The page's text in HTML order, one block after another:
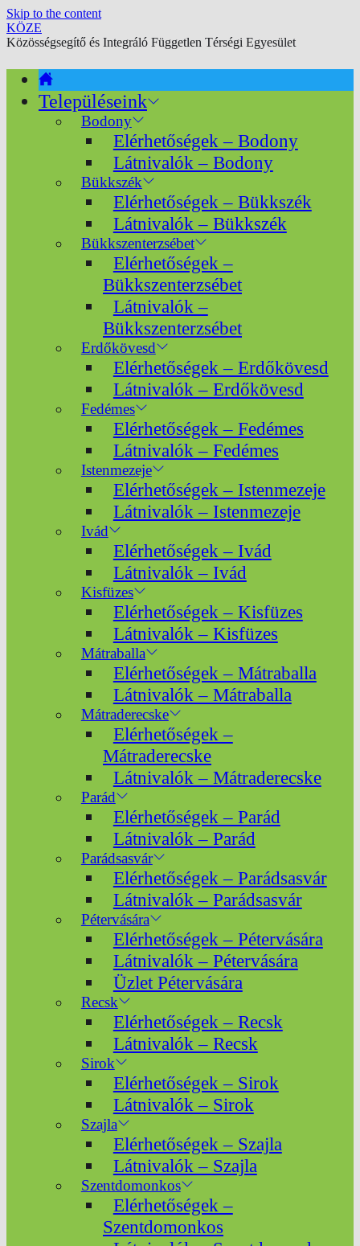
Skip to the content
KÖZE
Közösségsegítő és Integráló Független Térségi Egyesület
Településeink
Bodony
Elérhetőségek – Bodony
Látnivalók – Bodony
Bükkszék
Elérhetőségek – Bükkszék
Látnivalók – Bükkszék
Bükkszenterzsébet
Elérhetőségek –
Bükkszenterzsébet
Látnivalók –
Bükkszenterzsébet
Erdőkövesd
Elérhetőségek – Erdőkövesd
Látnivalók – Erdőkövesd
Fedémes
Elérhetőségek – Fedémes
Látnivalók – Fedémes
Istenmezeje
Elérhetőségek – Istenmezeje
Látnivalók – Istenmezeje
Ivád
Elérhetőségek – Ivád
Látnivalók – Ivád
Kisfüzes
Elérhetőségek – Kisfüzes
Látnivalók – Kisfüzes
Mátraballa
Elérhetőségek – Mátraballa
Látnivalók – Mátraballa
Mátraderecske
Elérhetőségek –
Mátraderecske
Látnivalók – Mátraderecske
Parád
Elérhetőségek – Parád
Látnivalók – Parád
Parádsasvár
Elérhetőségek – Parádsasvár
Látnivalók – Parádsasvár
Pétervására
Elérhetőségek – Pétervására
Látnivalók – Pétervására
Üzlet Pétervására
Recsk
Elérhetőségek – Recsk
Látnivalók – Recsk
Sirok
Elérhetőségek – Sirok
Látnivalók – Sirok
Szajla
Elérhetőségek – Szajla
Látnivalók – Szajla
Szentdomonkos
Elérhetőségek –
Szentdomonkos